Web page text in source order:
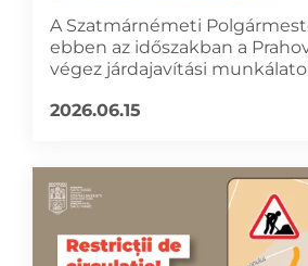
A Szatmárnémeti
ebben az időszakban a
végez járdajavítási
2026.06.15